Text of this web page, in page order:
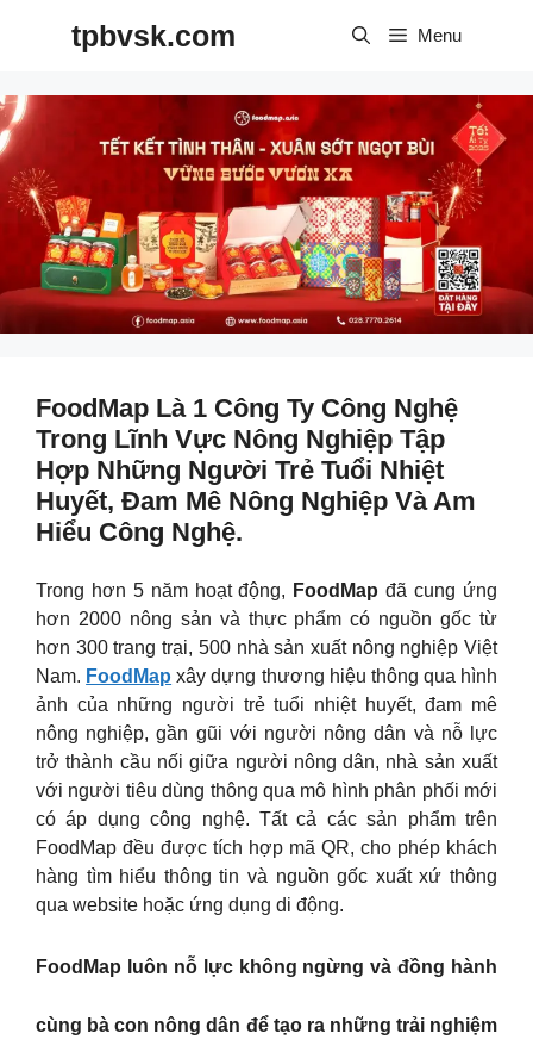
tpbvsk.com Menu
FoodMap Là 1 Công Ty Công Nghệ
Trong Lĩnh Vực Nông Nghiệp Tập
Hợp Những Người Trẻ Tuổi Nhiệt
Huyết, Đam Mê Nông Nghiệp Và Am
Hiểu Công Nghệ.
Trong hơn 5 năm hoạt động, FoodMap đã cung ứng
hơn 2000 nông sản và thực phẩm có nguồn gốc từ
hơn 300 trang trại, 500 nhà sản xuất nông nghiệp Việt
Nam. FoodMap xây dựng thương hiệu thông qua hình
ảnh của những người trẻ tuổi nhiệt huyết, đam mê
nông nghiệp, gần gũi với người nông dân và nỗ lực
trở thành cầu nối giữa người nông dân, nhà sản xuất
với người tiêu dùng thông qua mô hình phân phối mới
có áp dụng công nghệ. Tất cả các sản phẩm trên
FoodMap đều được tích hợp mã QR, cho phép khách
hàng tìm hiểu thông tin và nguồn gốc xuất xứ thông
qua website hoặc ứng dụng di động.
FoodMap luôn nỗ lực không ngừng và đồng hành
cùng bà con nông dân để tạo ra những trải nghiệm